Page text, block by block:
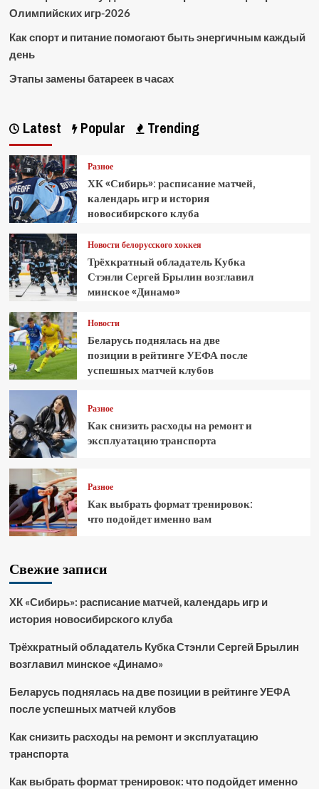
Олимпийских игр-2026
Как спорт и питание помогают быть энергичным каждый
день
Этапы замены батареек в часах
Latest Popular Trending
Разное
ХК «Сибирь»: расписание матчей,
календарь игр и история
новосибирского клуба
Новости белорусского хоккея
Трёхкратный обладатель Кубка
Стэнли Сергей Брылин возглавил
минское «Динамо»
Новости
Беларусь поднялась на две
позиции в рейтинге УЕФА после
успешных матчей клубов
Разное
Как снизить расходы на ремонт и
эксплуатацию транспорта
Разное
Как выбрать формат тренировок:
что подойдет именно вам
Свежие записи
ХК «Сибирь»: расписание матчей, календарь игр и
история новосибирского клуба
Трёхкратный обладатель Кубка Стэнли Сергей Брылин
возглавил минское «Динамо»
Беларусь поднялась на две позиции в рейтинге УЕФА
после успешных матчей клубов
Как снизить расходы на ремонт и эксплуатацию
транспорта
Как выбрать формат тренировок: что подойдет именно